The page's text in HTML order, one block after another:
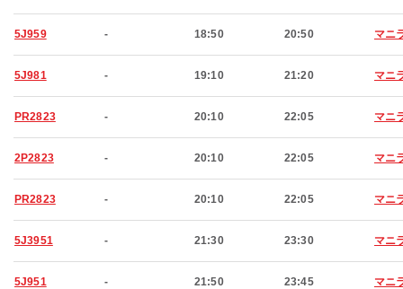
5J959 - 18:50 20:50 マニ
5J981 - 19:10 21:20 マニ
PR2823 - 20:10 22:05 マニ
2P2823 - 20:10 22:05 マニ
PR2823 - 20:10 22:05 マニ
5J3951 - 21:30 23:30 マニ
5J951 - 21:50 23:45 マニ